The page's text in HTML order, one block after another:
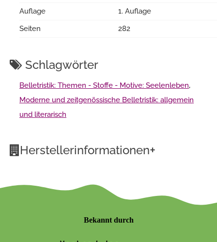
Auflage
1. Auflage
Seiten
282
Schlagwörter
Belletristik: Themen - Stoffe - Motive: Seelenleben,
Moderne und zeitgenössische Belletristik: allgemein
und literarisch
Herstellerinformationen+
Bekannt durch